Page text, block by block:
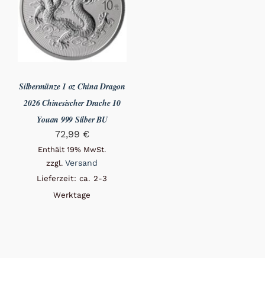
Silbermünze 1 oz China Dragon
2026 Chinesischer Drache 10
Youan 999 Silber BU
72,99 €
Enthält 19% MwSt.
zzgl.Versand
Lieferzeit: ca. 2-3
Werktage